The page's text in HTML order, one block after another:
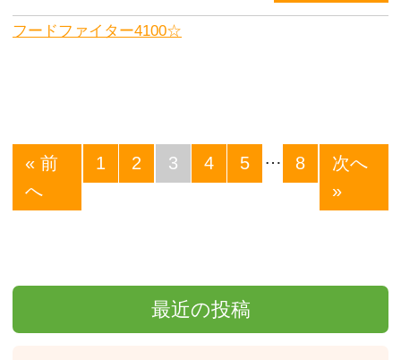
フードファイター4100☆
« 前
へ
1 2 3 4 5 … 8
次へ
»
最近の投稿